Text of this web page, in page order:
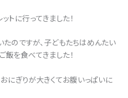
トに行ってきました！
のですが、子どもたちはめんたい
を食べてきました！
にぎりが大きくてお腹いっぱいに